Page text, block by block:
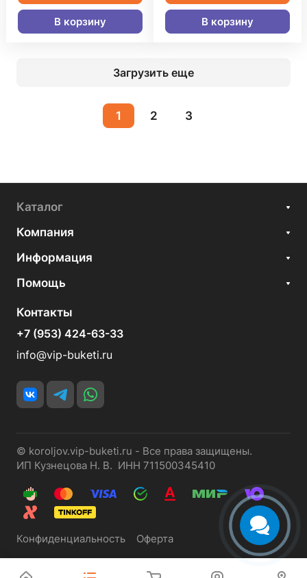
В корзину В корзину
Загрузить еще
1 2 3
Каталог
Компания
Информация
Помощь
Контакты
+7 (953) 424-63-33
info@vip-buketi.ru
© koroljov.vip-buketi.ru - Все права защищены.
ИП Кузнецова Н. В. ИНН 711500345410
Конфиденциальность Оферта